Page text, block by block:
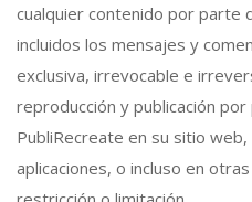
cualquier contenido por parte
incluidos los mensajes y
exclusiva, irrevocable e
reproducción y publicación
PubliRecreate en su sitio
aplicaciones, o incluso en